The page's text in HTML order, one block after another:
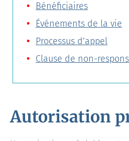
Bénéficiaires
Événements de la vie
Processus d’appel
Clause de non-
Autorisation